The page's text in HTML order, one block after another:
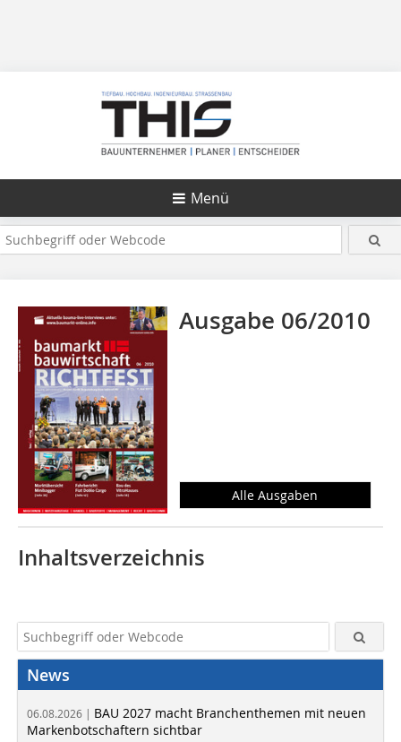
Menü
Ausgabe 06/2010
Alle Ausgaben
Inhaltsverzeichnis
News
06.08.2026 | BAU 2027 macht Branchenthemen mit neuen
Markenbotschaftern sichtbar